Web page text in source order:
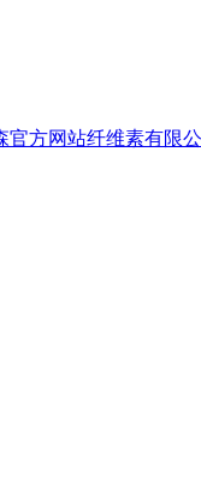
官方网站纤维素有限